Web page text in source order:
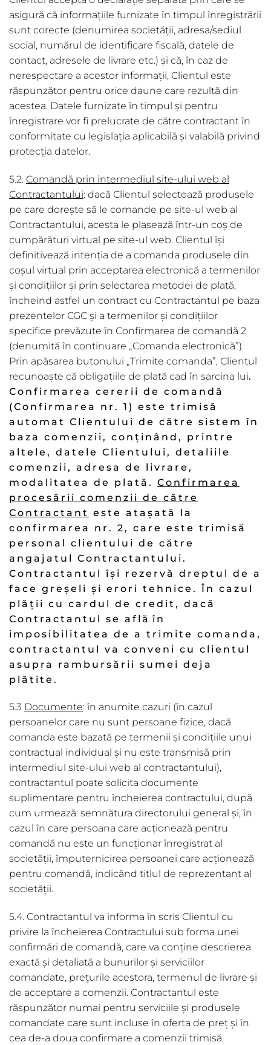
asigură că informațiile furnizate în timpul înregistrării
sunt corecte (denumirea societății, adresa/sediul
social, numărul de identificare fiscală, datele de
contact, adresele de livrare etc.) și că, în caz de
nerespectare a acestor informații, Clientul este
răspunzător pentru orice daune care rezultă din
acestea. Datele furnizate în timpul și pentru
înregistrare vor fi prelucrate de către contractant în
conformitate cu legislația aplicabilă și valabilă privind
protecția datelor.
5.2. Comandă prin intermediul site-ului web al
Contractantului: dacă Clientul selectează produsele
pe care dorește să le comande pe site-ul web al
Contractantului, acesta le plasează într-un coș de
cumpărături virtual pe site-ul web. Clientul își
definitivează intenția de a comanda produsele din
coșul virtual prin acceptarea electronică a termenilor
și condițiilor și prin selectarea metodei de plată,
încheind astfel un contract cu Contractantul pe baza
prezentelor CGC și a termenilor și condițiilor
specifice prevăzute în Confirmarea de comandă 2
(denumită în continuare „Comanda electronică”).
Prin apăsarea butonului „Trimite comanda”, Clientul
recunoaște că obligaţiile de plată cad în sarcina lui.
Confirmarea cererii de comandă
(Confirmarea nr. 1) este trimisă
automat Clientului de către sistem în
baza comenzii, conținând, printre
altele, datele Clientului, detaliile
comenzii, adresa de livrare,
modalitatea de plată. Confirmarea
procesării comenzii de către
Contractant este atașată la
confirmarea nr. 2, care este trimisă
personal clientului de către
angajatul Contractantului.
Contractantul își rezervă dreptul de a
face greșeli și erori tehnice. În cazul
plății cu cardul de credit, dacă
Contractantul se afl ă în
imposibilitatea de a trimite comanda,
contractantul va conveni cu clientul
asupra rambursării sumei deja
plătite.
5.3 Documente: în anumite cazuri (în cazul
persoanelor care nu sunt persoane fizice, dacă
comanda este bazată pe termenii şi condiţiile unui
contractual individual și nu este transmisă prin
intermediul site-ului web al contractantului),
contractantul poate solicita documente
suplimentare pentru încheierea contractului, după
cum urmează: semnătura directorului general și, în
cazul în care persoana care acționează pentru
comandă nu este un funcționar înregistrat al
societății, împuternicirea persoanei care acționează
pentru comandă, indicând titlul de reprezentant al
societății.
5.4. Contractantul va informa în scris Clientul cu
privire la încheierea Contractului sub forma unei
confirmări de comandă, care va conține descrierea
exactă și detaliată a bunurilor și serviciilor
comandate, prețurile acestora, termenul de livrare și
de acceptare a comenzii. Contractantul este
răspunzător numai pentru serviciile și produsele
comandate care sunt incluse în oferta de preț și în
cea de-a doua confirmare a comenzii trimisă.